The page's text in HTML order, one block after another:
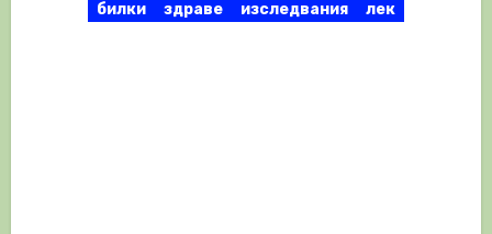
билки здраве изследвания лек